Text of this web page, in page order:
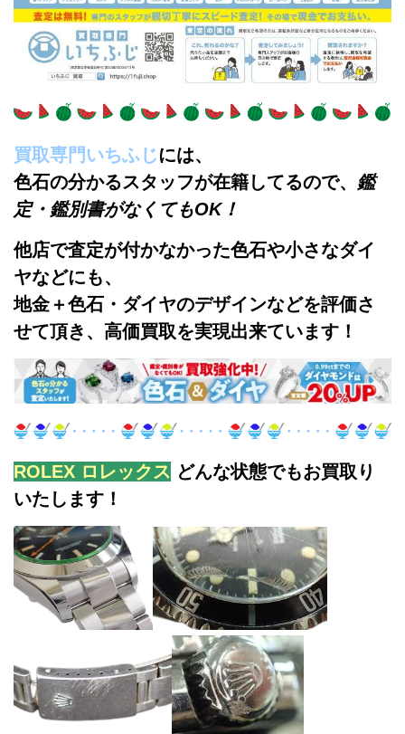
買取専門いちふじには、
色石の分かるスタッフが在籍してるので、 鑑
定・鑑別書がなくてもOK！
他店で査定が付かなかった色石や小さなダイ
ヤなどにも、
地金＋色石・ダイヤのデザインなどを評価さ
せて頂き、高価買取を実現出来ています！
ROLEX ロレックス どんな状態でもお買取り
いたします！